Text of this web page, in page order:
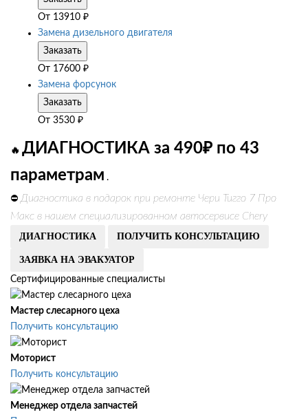
От 13910 ₽
Замена дизельного двигателя
Заказать
От 17600 ₽
Замена форсунок
Заказать
От 3530 ₽
🔥 ДИАГНОСТИКА за 490₽ по 43
параметрам .
⛔ Диагностика в подарок при ремонте Чери Тигго 7 Про
Макс в нашем специализированном автосервисе Chery
ДИАГНОСТИКА ПОЛУЧИТЬ КОНСУЛЬТАЦИЮ
ЗАЯВКА НА ЭВАКУАТОР
Сертифицированные специалисты
Мастер слесарного цеха
Получить консультацию
Моторист
Получить консультацию
Менеджер отдела запчастей